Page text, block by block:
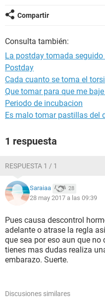
Compartir
Consulta también:
La postday tomada
Postday
Cada cuanto se toma el
Que tomar para que me
Periodo de incubacion
Es malo tomar pastillas del
1 respuesta
RESPUESTA 1 / 1
Saraiaa 28
28 may 2017 a las 09:39
Pues causa descontrol
adelante o atrase la regla
que sea por eso aun que
tienes mas dudas realiza
embarazo. Suerte.
Discusiones similares